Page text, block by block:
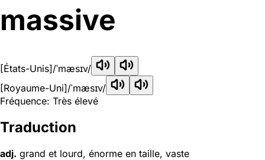
massive
[États-Unis]/ˈmæsɪv/
[Royaume-Uni]/ˈmæsɪv/
Fréquence: Très élevé
Traduction
adj. grand et lourd, énorme en taille, vaste